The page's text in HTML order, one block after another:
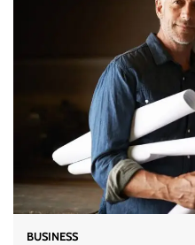
BUSINESS